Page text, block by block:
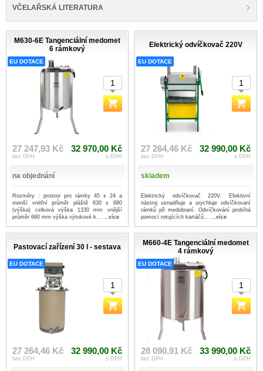
VČELAŘSKÁ LITERATURA
M630-6E Tangenciální medomet
6 rámkový
EU DOTACE
27 247,93 Kč
bez DPH
32 970,00 Kč
s DPH
na objednání
Rozměry : prostor pro rámky 45 x 24 a
menší vnitřní průměr pláště 630 x 680
(výška) celková výška 1330 mm vnější
průměr 660 mm výška výtokové k... ...více
Elektrický odvíčkovač 220V
EU DOTACE
27 264,46 Kč
bez DPH
32 990,00 Kč
s DPH
skladem
Elektrický odvíčkovač 220V. Efektivní
nástroj usnadňuje a urychluje odvíčkovaní
rámků při medobraní. Odvíčkování probíhá
pomocí rotujících kartáčů... ...více
Pastovací zařízení 30 l - sestava
EU DOTACE
27 264,46 Kč
bez DPH
32 990,00 Kč
s DPH
M660-4E Tangenciální medomet
4 rámkový
EU DOTACE
28 090,91 Kč
bez DPH
33 990,00 Kč
s DPH